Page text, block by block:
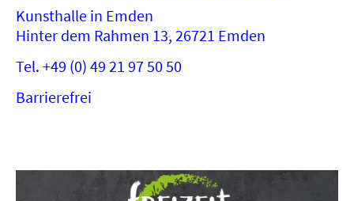
Kunsthalle in Emden
Hinter dem Rahmen 13, 26721 Emden
Tel. +49 (0) 49 21 97 50 50
Barrierefrei